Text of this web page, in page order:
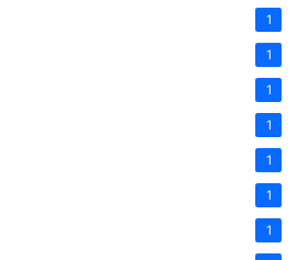
1
1
1
1
1
1
1